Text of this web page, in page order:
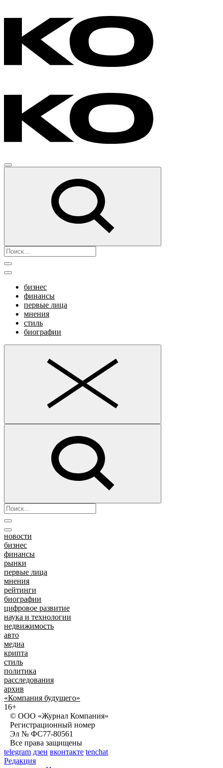
бизнес
финансы
первые лица
мнения
стиль
биографии
новости
бизнес
финансы
рынки
первые лица
мнения
рейтинги
биографии
цифровое развитие
наука и технологии
недвижимость
авто
медиа
крипта
стиль
политика
расследования
архив
«Компания будущего»
16+
© ООО «Журнал Компания»
Регистрационный номер
Эл № ФС77-80561
Все права защищены
telegram дзен вконтакте tenchat
Редакция